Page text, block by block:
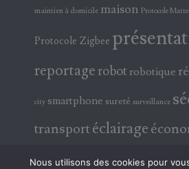
maintien à domicile maison Protocole
Protocole Zigbee
reportage robot robotique
city smartphone sureté surveillance
transportéclairage
électricité électronique
Nous utilisons des cookies pour